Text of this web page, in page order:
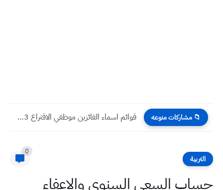
📁 مشاركات منوعه قوائم اسماء الفائزين موظفي الاقتراع 2023
التربية
0
حساب السعي السنوي والاعفاء